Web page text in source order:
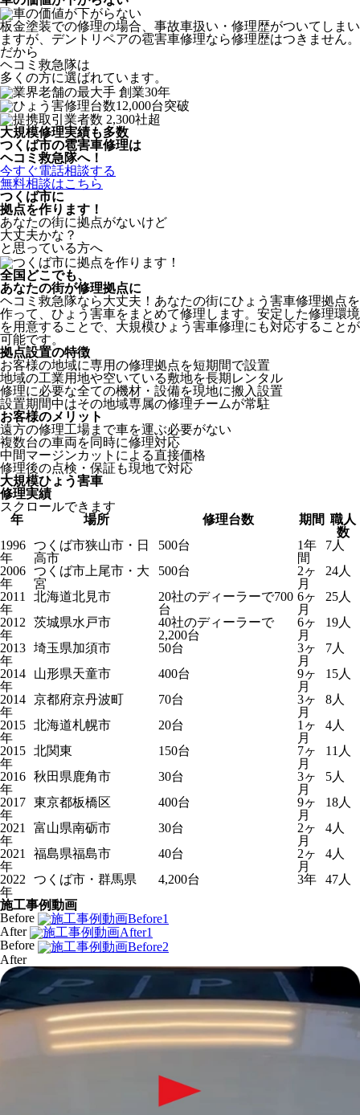
板金塗装での修理の場合、事故車扱い・修理歴がついてしまい
ますが、デントリペアの雹害車修理なら修理歴はつきません。
だから
ヘコミ救急隊は
多くの方に選ばれています。
大規模修理実績も多数
つくば市の雹害車修理は
ヘコミ救急隊へ！
今すぐ電話相談する
無料相談はこちら
つくば市に
拠点を作ります！
あなたの街に拠点がないけど
大丈夫かな？
と思っている方へ
全国どこでも、
あなたの街が修理拠点に
ヘコミ救急隊なら大丈夫！あなたの街にひょう害車修理拠点を
作って、ひょう害車をまとめて修理します。安定した修理環境
を用意することで、大規模ひょう害車修理にも対応することが
可能です。
拠点設置の特徴
お客様の地域に専用の修理拠点を短期間で設置
地域の工業用地や空いている敷地を長期レンタル
修理に必要な全ての機材・設備を現地に搬入設置
設置期間中はその地域専属の修理チームが常駐
お客様のメリット
遠方の修理工場まで車を運ぶ必要がない
複数台の車両を同時に修理対応
中間マージンカットによる直接価格
修理後の点検・保証も現地で対応
大規模ひょう害車
修理実績
スクロールできます
年
場所 修理台数 期間 職人
数
1996
年
つくば市狭山市・日
高市
500台
1年
間
7人
2006
年
つくば市上尾市・大
宮
500台
2ヶ
月
24人
2011
年
北海道北見市
20社のディーラーで700
台
6ヶ
月
25人
2012
年
茨城県水戸市
40社のディーラーで
2,200台
6ヶ
月
19人
2013
年
埼玉県加須市 50台
3ヶ
月
7人
2014
年
山形県天童市 400台
9ヶ
月
15人
2014
年
京都府京丹波町 70台
3ヶ
月
8人
2015
年
北海道札幌市 20台
1ヶ
月
4人
2015
年
北関東 150台
7ヶ
月
11人
2016
年
秋田県鹿角市 30台
3ヶ
月
5人
2017
年
東京都板橋区 400台
9ヶ
月
18人
2021
年
富山県南砺市 30台
2ヶ
月
4人
2021
年
福島県福島市 40台
2ヶ
月
4人
2022
年
つくば市・群馬県 4,200台 3年
47人
施工事例動画
Before
After
Before
After